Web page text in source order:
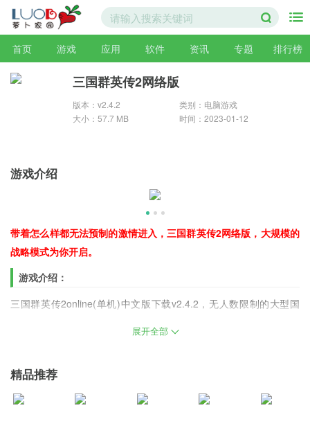
首页 游戏 应用 软件 资讯 专题 排行榜
三国群英传2网络版
版本：v2.4.2
类别：电脑游戏
大小：57.7 MB
时间：2023-01-12
游戏介绍
带着怎么样都无法预制的激情进入，三国群英传2网络版，大规模的
战略模式为你开启。
游戏介绍：
三国群英传2online(单机)中文版下载v2.4.2，无人数限制的大型国
演类游戏，游戏降低了单机版本中的策略系统，弓骑兵的初始属性
人同屏国战类网游。
展开全部
精品推荐